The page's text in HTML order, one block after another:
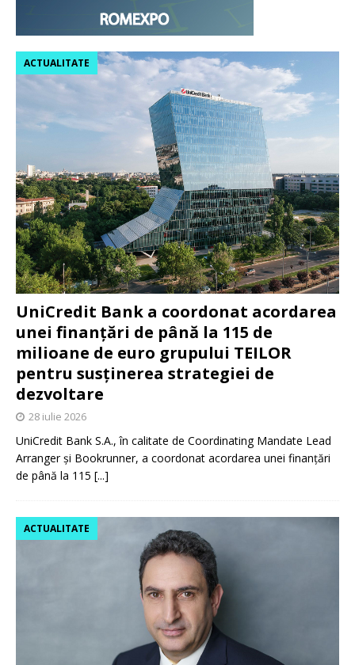
UniCredit Bank a coordonat acordarea
unei finanțări de până la 115 de
milioane de euro grupului TEILOR
pentru susținerea strategiei de
dezvoltare
ACTUALITATE
28 iulie 2026
UniCredit Bank S.A., în calitate de Coordinating Mandate Lead
Arranger și Bookrunner, a coordonat acordarea unei finanțări
de până la 115 [...]
ACTUALITATE